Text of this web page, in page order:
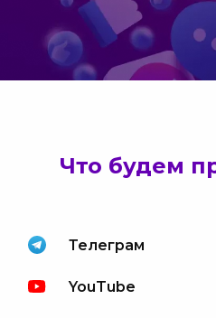
Что будем
Телеграм
YouTube